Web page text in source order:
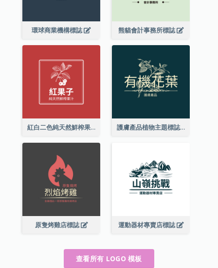
環球商業機構標誌 熊貓會計事務所標誌
紅白二色純天然鮮榨果汁標誌 護膚產品植物主題標誌
原隻烤雞店標誌 運動器材專賣店標誌
查看所有 LOGO 模板